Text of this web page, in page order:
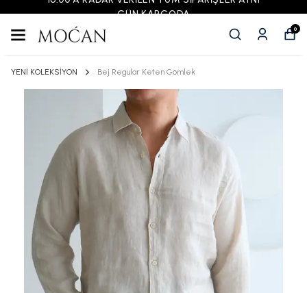
GÜN KARGODA
0
YENİ KOLEKSİYON Bej Regular Keten Gömlek